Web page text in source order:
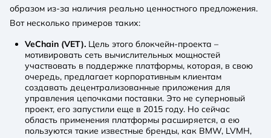
образом из-за наличия реально ценностного предложения.
Вот несколько примеров таких:
VeChain (VET). Цель этого блокчейн-проекта –
мотивировать сеть вычислительных мощностей
участвовать в поддержке платформы, которая, в свою
очередь, предлагает корпоративным клиентам
создавать децентрализованные приложения для
управления цепочками поставки. Это не суперновый
проект, его запустили еще в 2015 году. Но сейчас
область применения платформы расширяется, а ею
пользуются такие известные бренды, как BMW, LVMH,